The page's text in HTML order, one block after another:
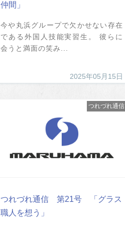
仲間」
今や丸浜グループで欠かせない存在
である外国人技能実習生。 彼らに
会うと満面の笑み...
2025年05月15日
つれづれ通信 第21号 「グラス
職人を想う」
つれづれ通信